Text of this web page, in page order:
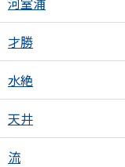
才勝
水絶
天井
流